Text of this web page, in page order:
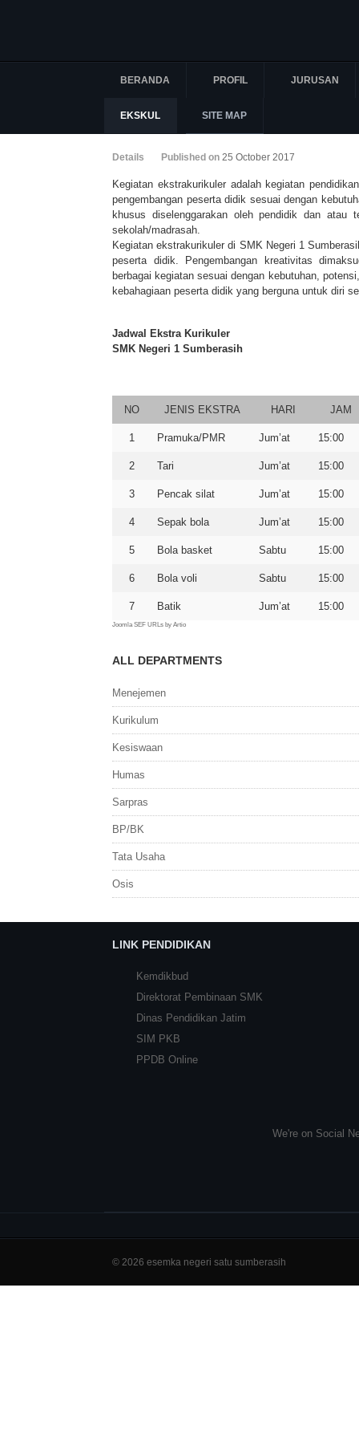
BERANDA PROFIL JURUSAN
EKSKUL SITE MAP
Details Published on 25 October 2017
Kegiatan ekstrakurikuler adalah kegiatan
pengembangan peserta didik sesuai dengan
khusus diselenggarakan oleh pendidik dan atau
sekolah/madrasah.
Kegiatan ekstrakurikuler di SMK Negeri 1
peserta didik. Pengembangan kreativitas
berbagai kegiatan sesuai dengan kebutuhan,
kebahagiaan peserta didik yang berguna untuk diri
Jadwal Ekstra Kurikuler
SMK Negeri 1 Sumberasih
NO JENIS EKSTRA HARI JAM
1 Pramuka/PMR Jum’at 15:00
2 Tari Jum’at 15:00
3 Pencak silat Jum’at 15:00
4 Sepak bola Jum’at 15:00
5 Bola basket Sabtu 15:00
6 Bola voli Sabtu 15:00
7 Batik Jum’at 15:00
Joomla SEF URLs by Artio
ALL DEPARTMENTS
Menejemen
Kurikulum
Kesiswaan
Humas
Sarpras
BP/BK
Tata Usaha
Osis
LINK PENDIDIKAN
Kemdikbud
Direktorat Pembinaan SMK
Dinas Pendidikan Jatim
SIM PKB
PPDB Online
We're on Social
© 2026 esemka negeri satu sumberasih